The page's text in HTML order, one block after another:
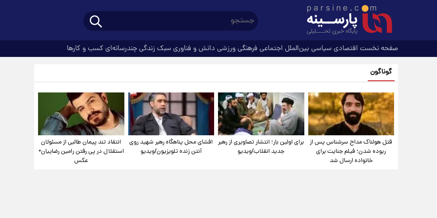
صفحه نخست اقتصادی سیاسی بین‌الملل اجتماعی فرهنگیورزشی دانش و فناوری سبک زندگیچندرسانه‌ای کسب و کارها
گوناگون
قتل هولناک مداح سرشناس پس از
ربوده شدن؛ فیلم جنایت برای
خانواده ارسال شد
برای اولین بار؛ انتشار تصاویری از رهبر
جدید انقلاب/ویدیو
افشای محل پناهگاه‌ رهبر شهید روی
آنتن زنده تلویزیون/ویدیو
انتقاد تند پیمان طالبی از مسئولان
استقلال در پی رفتن رامین رضاییان+
عکس